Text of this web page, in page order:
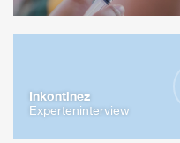
Inkontinez
Experteninterview